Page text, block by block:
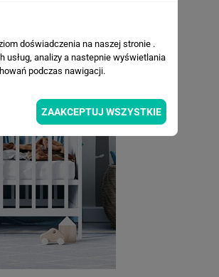
doświadczenia na naszej stronie .
usług, analizy a nastepnie wyświetlania
podczas nawigacji.
ZAAKCEPTUJ WSZYSTKIE